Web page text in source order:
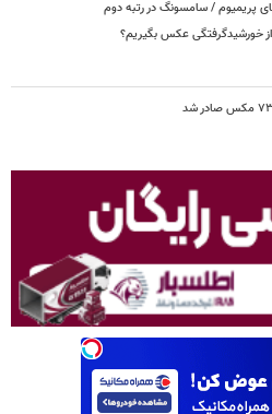
پریمیوم / سامسونگ در رتبه دوم
خورشیدگرفتگی عکس بگیریم؟